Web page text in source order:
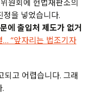
원회에 헌법재판소의
정을 넣었습니다.
에 출입처 제도가 없거
“앞자리는 법조기자
되고 어렵습니다. 그래